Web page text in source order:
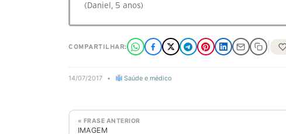
(Daniel, 5 anos)
COMPARTILHAR:
14/07/2017 • Saúde e médico
« FRASE ANTERIOR
IMAGEM